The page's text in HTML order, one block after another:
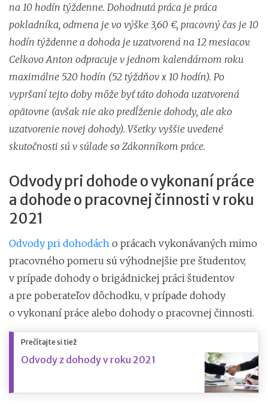
na 10 hodín týždenne. Dohodnutá práca je práca
pokladníka, odmena je vo výške 3,60 €, pracovný čas je 10
hodín týždenne a dohoda je uzatvorená na 12 mesiacov.
Celkovo Anton odpracuje v jednom kalendárnom roku
maximálne 520 hodín (52 týždňov x 10 hodín). Po
vypršaní tejto doby môže byť táto dohoda uzatvorená
opätovne (avšak nie ako predĺženie dohody, ale ako
uzatvorenie novej dohody). Všetky vyššie uvedené
skutočnosti sú v súlade so Zákonníkom práce.
Odvody pri dohode o vykonaní práce
a dohode o pracovnej činnosti v roku
2021
Odvody pri dohodách o prácach vykonávaných mimo
pracovného pomeru sú výhodnejšie pre študentov,
v prípade dohody o brigádnickej práci študentov
a pre poberateľov dôchodku, v prípade dohody
o vykonaní práce alebo dohody o pracovnej činnosti.
Prečítajte si tiež
Odvody z dohody v roku 2021